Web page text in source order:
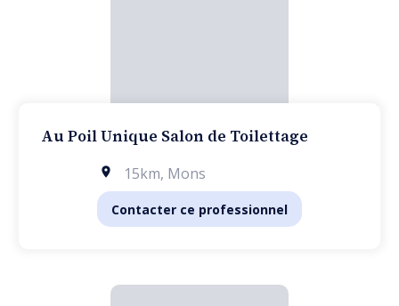
Au Poil Unique Salon de Toilettage
15km, Mons
Contacter ce professionnel